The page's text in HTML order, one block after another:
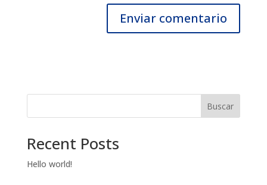
Buscar
Recent Posts
Hello world!